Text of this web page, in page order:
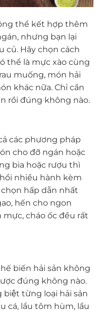
thể kết hợp thêm
nhưng bạn lại
củ. Hãy chọn cách
thể là mực xào cùng
muống, món hải
khác nữa. Chỉ cần
rồi đúng không nào.
các phương pháp
cho đỡ ngán hoặc
bia hoặc rượu thì
nhiều hành kèm
hấp dẫn nhất
hến cho ngon
cháo ốc đều rất
biến hải sản không
đúng không nào.
biệt từng loại hải sản
cá, lẩu tôm hùm, lẩu